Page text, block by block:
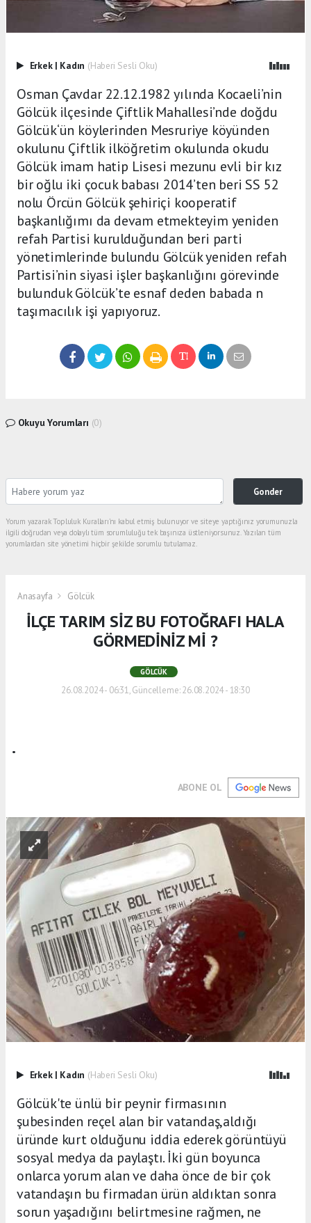
Erkek | Kadın (Haberi Sesli Oku)
Osman Çavdar 22.12.1982 yılında Kocaeli’nin
Gölcük ilçesinde Çiftlik Mahallesi’nde doğdu
Gölcük‘ün köylerinden Mesruriye köyünden
okulunu Çiftlik ilköğretim okulunda okudu
Gölcük imam hatip Lisesi mezunu evli bir kız
bir oğlu iki çocuk babası 2014’ten beri SS 52
nolu Örcün Gölcük şehiriçi kooperatif
başkanlığımı da devam etmekteyim yeniden
refah Partisi kurulduğundan beri parti
yönetimlerinde bulundu Gölcük yeniden refah
Partisi’nin siyasi işler başkanlığını görevinde
bulunduk Gölcük’te esnaf deden babada n
taşımacılık işi yapıyoruz.
Okuyu Yorumları (0)
Gonder
Yorum yazarak Topluluk Kuralları’nı kabul etmiş bulunuyor ve siteye yaptığınız yorumunuzla
ilgili doğrudan veya dolaylı tüm sorumluluğu tek başınıza üstleniyorsunuz. Yazılan tüm
yorumlardan site yönetimi hiçbir şekilde sorumlu tutulamaz.
Anasayfa Gölcük
İLÇE TARIM SİZ BU FOTOĞRAFI HALA
GÖRMEDİNİZ Mİ ?
GÖLCÜK
26.08.2024 - 06:31, Güncelleme: 26.08.2024 - 18:30
.
ABONE OL
Erkek | Kadın (Haberi Sesli Oku)
Gölcük'te ünlü bir peynir firmasının
şubesinden reçel alan bir vatandaş,aldığı
üründe kurt olduğunu iddia ederek görüntüyü
sosyal medya da paylaştı. İki gün boyunca
onlarca yorum alan ve daha önce de bir çok
vatandaşın bu firmadan ürün aldıktan sonra
sorun yaşadığını belirtmesine rağmen, ne